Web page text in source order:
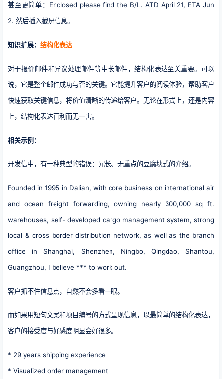
甚至更简单：Enclosed please find the B/L. ATD April 21, ETA Jun
2. 然后插入截屏信息。
知识扩展： 结构化表达
对于报价邮件和异议处理邮件等中长邮件，结构化表达至关重要。可以
说，它是整个邮件成功与否的关键。它能提升客户的阅读体验，帮助客户
快速获取关键信息，将价值清晰的传递给客户。无论在形式上，还是内容
上，结构化表达百利而无一害。
相关示例：
开发信中，有一种典型的错误：冗长、无重点的豆腐块式的介绍。
Founded in 1995 in Dalian, with core business on international air
and ocean freight forwarding, owning nearly 300,000 sq ft.
warehouses, self- developed cargo management system, strong
local & cross border distribution network, as well as the branch
office in Shanghai, Shenzhen, Ningbo, Qingdao, Shantou,
Guangzhou, I believe *** to work out.
客户抓不住信息点，自然不会多看一眼。
而如果用短句文案和项目编号的方式呈现信息，以最简单的结构化表达，
客户的接受度与好感度明显会好很多。
* 29 years shipping experience
* Visualized order management